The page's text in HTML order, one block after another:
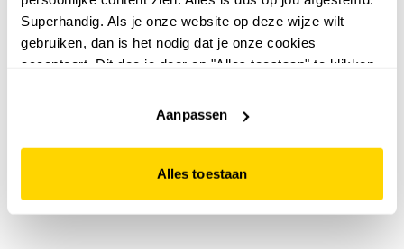
Superhandig. Als je onze website op deze wijze wilt
gebruiken, dan is het nodig dat je onze cookies
accepteert. Dit doe je door op "Alles toestaan" te klikken.
website niet optimaal functioneert.
Aanpassen
Alles toestaan